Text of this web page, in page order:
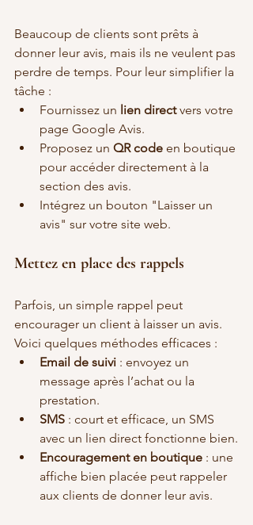
Beaucoup de clients sont prêts à
donner leur avis, mais ils ne veulent pas
perdre de temps. Pour leur simplifier la
tâche :
Fournissez un lien direct vers votre
page Google Avis.
Proposez un QR code en boutique
pour accéder directement à la
section des avis.
Intégrez un bouton "Laisser un
avis" sur votre site web.
Mettez en place des rappels
Parfois, un simple rappel peut
encourager un client à laisser un avis.
Voici quelques méthodes efficaces :
Email de suivi : envoyez un
message après l’achat ou la
prestation.
SMS : court et efficace, un SMS
avec un lien direct fonctionne bien.
Encouragement en boutique : une
affiche bien placée peut rappeler
aux clients de donner leur avis.